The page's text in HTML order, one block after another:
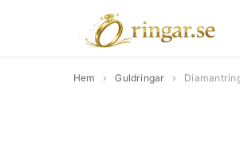
Hem › Guldringar ›